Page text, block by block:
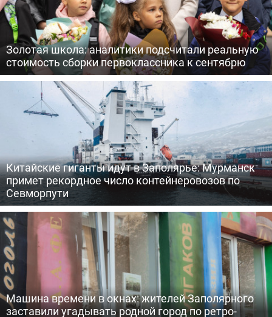
Золотая школа: аналитики подсчитали реальную
стоимость сборки первоклассника к сентябрю
Китайские гиганты идут в Заполярье: Мурманск
примет рекордное число контейнеровозов по
Севморпути
Машина времени в окнах: жителей Заполярного
заставили угадывать родной город по ретро-